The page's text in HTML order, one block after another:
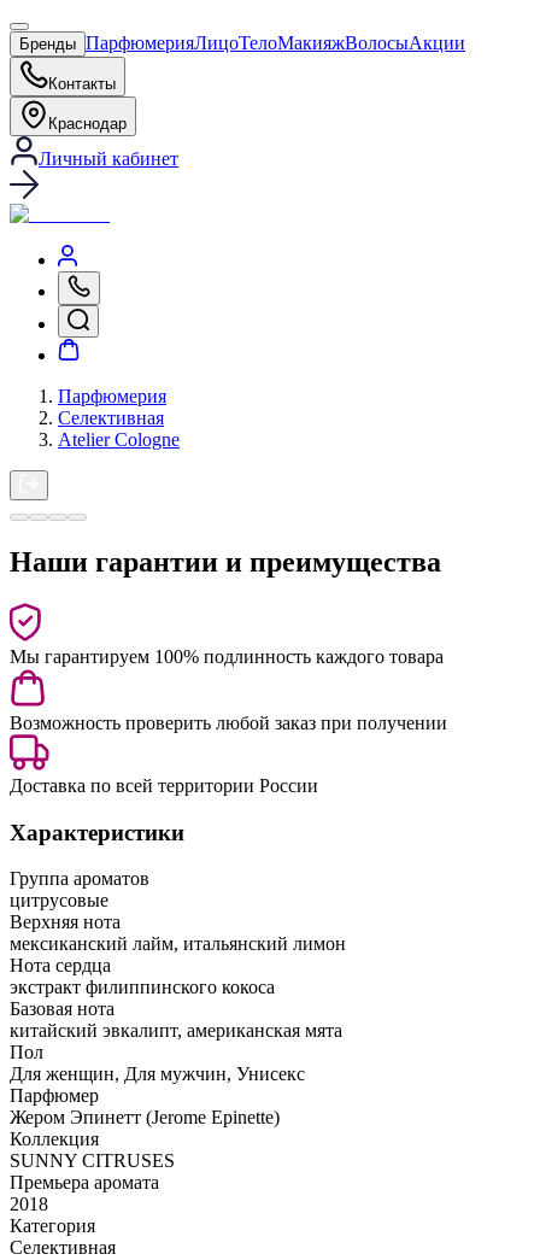
Бренды ПарфюмерияЛицоТелоМакияжВолосыАкции
Контакты
Краснодар
Личный кабинет
Парфюмерия
Селективная
Atelier Cologne
Наши гарантии и преимущества
Мы гарантируем 100% подлинность каждого товара
Возможность проверить любой заказ при получении
Доставка по всей территории России
Характеристики
Группа ароматов
цитрусовые
Верхняя нота
мексиканский лайм, итальянский лимон
Нота сердца
экстракт филиппинского кокоса
Базовая нота
китайский эвкалипт, американская мята
Пол
Для женщин, Для мужчин, Унисекс
Парфюмер
Жером Эпинетт (Jerome Epinette)
Коллекция
SUNNY CITRUSES
Премьера аромата
2018
Категория
Селективная